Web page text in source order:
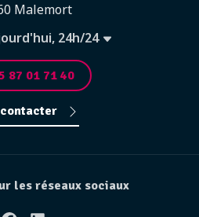
Malemort
24h/24
87 01 71 40
les réseaux sociaux